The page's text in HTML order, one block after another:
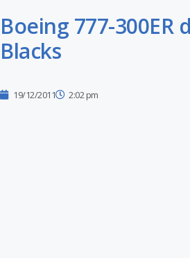
Boeing 777-
Blacks
19/12/2011 2:02 pm